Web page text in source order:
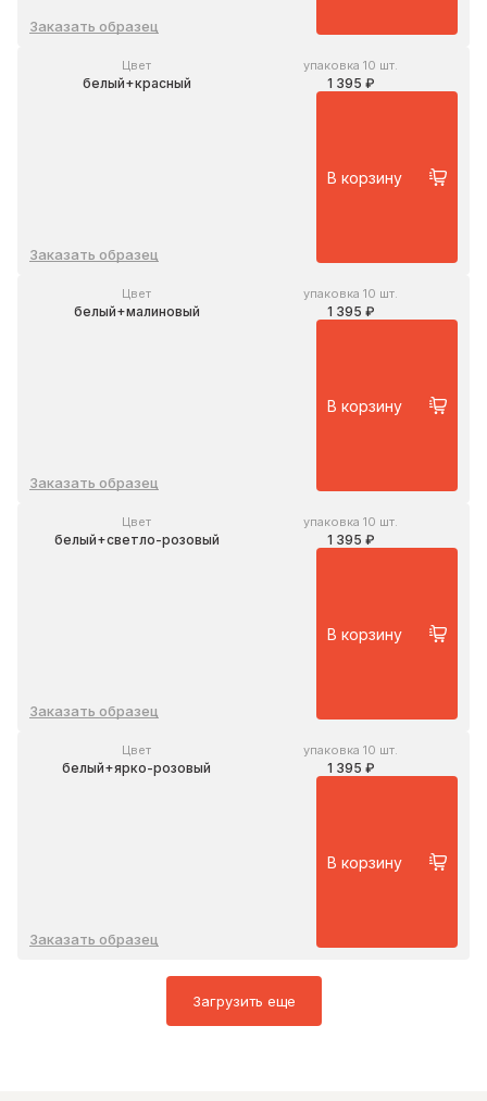
Заказать образец
Цвет
белый+красный
упаковка 10 шт.
1 395 ₽
Заказать образец
В корзину
Цвет
белый+малиновый
упаковка 10 шт.
1 395 ₽
Заказать образец
В корзину
Цвет
белый+светло-розовый
упаковка 10 шт.
1 395 ₽
Заказать образец
В корзину
Цвет
белый+ярко-розовый
упаковка 10 шт.
1 395 ₽
Заказать образец
В корзину
Загрузить еще